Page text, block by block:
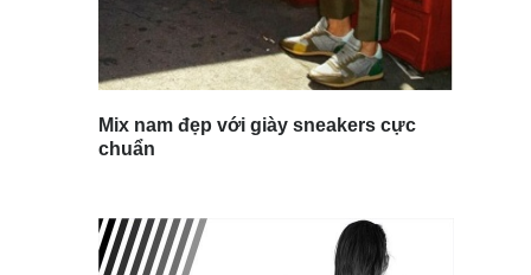
Mix nam đẹp với giày sneakers cực
chuẩn